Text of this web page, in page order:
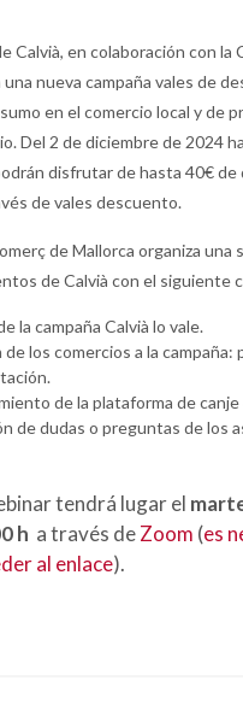
Calvià, en colaboración con la
una nueva campaña vales de
en el comercio local y de
Del 2 de diciembre de 2024
disfrutar de hasta 40€
de vales descuento.
de Mallorca organiza
de Calvià con el siguiente
la campaña Calvià lo vale.
los comercios a la campaña:
de la plataforma de canje
de dudas o preguntas de los
tendrá lugar el
h a través deZoom (es
al enlace).